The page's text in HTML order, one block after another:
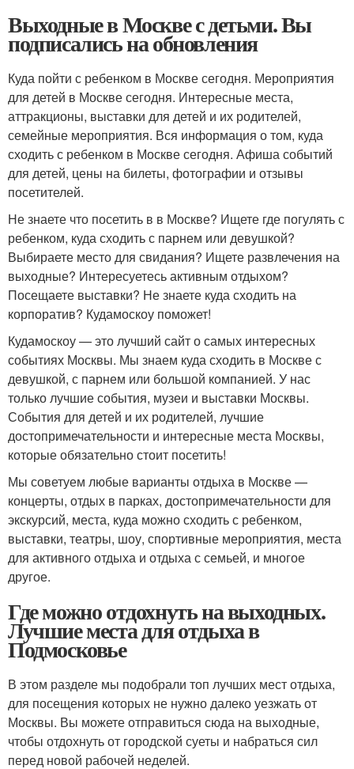
Выходные в Москве с детьми. Вы
подписались на обновления
Куда пойти с ребенком в Москве сегодня. Мероприятия
для детей в Москве сегодня. Интересные места,
аттракционы, выставки для детей и их родителей,
семейные мероприятия. Вся информация о том, куда
сходить с ребенком в Москве сегодня. Афиша событий
для детей, цены на билеты, фотографии и отзывы
посетителей.
Не знаете что посетить в в Москве? Ищете где погулять с
ребенком, куда сходить с парнем или девушкой?
Выбираете место для свидания? Ищете развлечения на
выходные? Интересуетесь активным отдыхом?
Посещаете выставки? Не знаете куда сходить на
корпоратив? Кудамоскоу поможет!
Кудамоскоу — это лучший сайт о самых интересных
событиях Москвы. Мы знаем куда сходить в Москве с
девушкой, с парнем или большой компанией. У нас
только лучшие события, музеи и выставки Москвы.
События для детей и их родителей, лучшие
достопримечательности и интересные места Москвы,
которые обязательно стоит посетить!
Мы советуем любые варианты отдыха в Москве —
концерты, отдых в парках, достопримечательности для
экскурсий, места, куда можно сходить с ребенком,
выставки, театры, шоу, спортивные мероприятия, места
для активного отдыха и отдыха с семьей, и многое
другое.
Где можно отдохнуть на выходных.
Лучшие места для отдыха в
Подмосковье
В этом разделе мы подобрали топ лучших мест отдыха,
для посещения которых не нужно далеко уезжать от
Москвы. Вы можете отправиться сюда на выходные,
чтобы отдохнуть от городской суеты и набраться сил
перед новой рабочей неделей.